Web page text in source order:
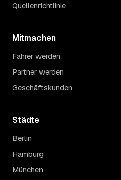
Quellenrichtlinie
Mitmachen
Fahrer werden
Partner werden
Geschäftskunden
Städte
Berlin
Hamburg
München